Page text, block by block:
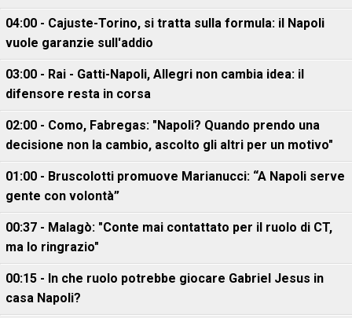
04:00 - Cajuste-Torino, si tratta sulla formula: il Napoli
vuole garanzie sull'addio
03:00 - Rai - Gatti-Napoli, Allegri non cambia idea: il
difensore resta in corsa
02:00 - Como, Fabregas: "Napoli? Quando prendo una
decisione non la cambio, ascolto gli altri per un motivo"
01:00 - Bruscolotti promuove Marianucci: “A Napoli serve
gente con volontà”
00:37 - Malagò: "Conte mai contattato per il ruolo di CT,
ma lo ringrazio"
00:15 - In che ruolo potrebbe giocare Gabriel Jesus in
casa Napoli?